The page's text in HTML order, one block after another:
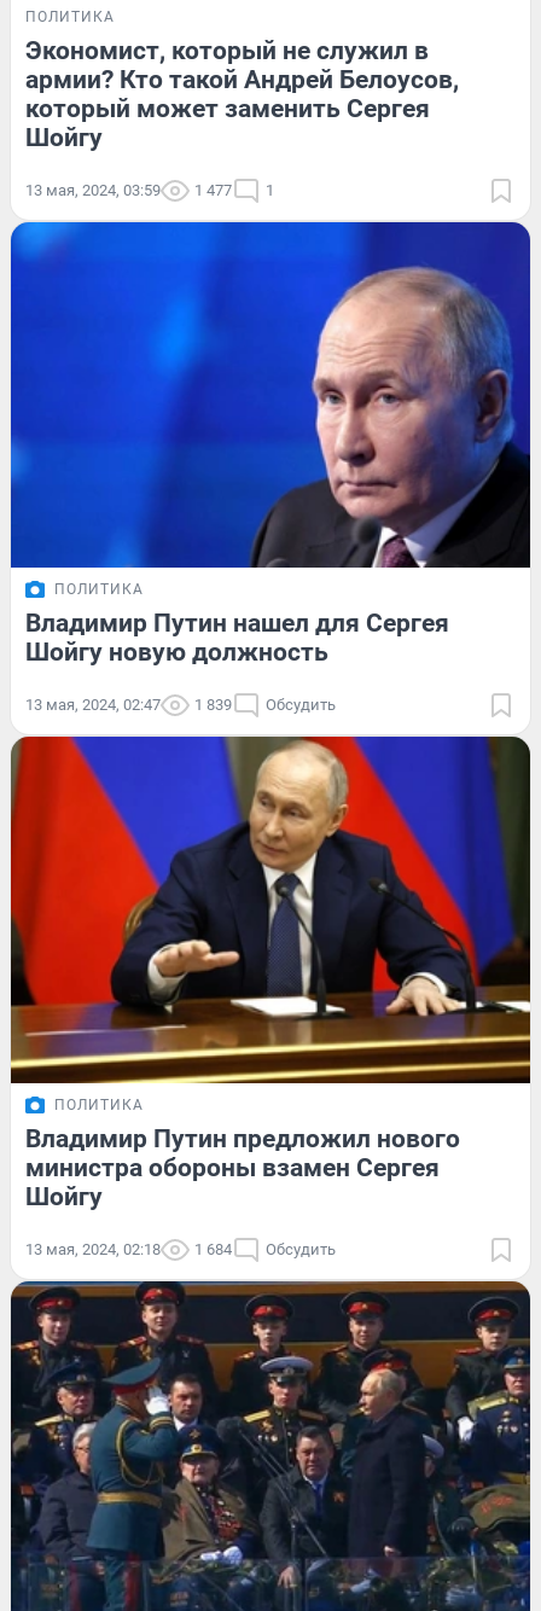
ПОЛИТИКА
Экономист, который не служил в
армии? Кто такой Андрей Белоусов,
который может заменить Сергея
Шойгу
13 мая, 2024, 03:59 1 477 1
ПОЛИТИКА
Владимир Путин нашел для Сергея
Шойгу новую должность
13 мая, 2024, 02:47 1 839 Обсудить
ПОЛИТИКА
Владимир Путин предложил нового
министра обороны взамен Сергея
Шойгу
13 мая, 2024, 02:18 1 684 Обсудить